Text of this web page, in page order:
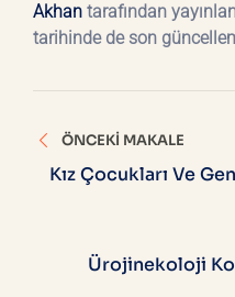
Akhan tarafından
tarihinde de son
Yazı
ÖNCEKI MAKALE
Kız Çocukları Ve
Ürojinekoloji